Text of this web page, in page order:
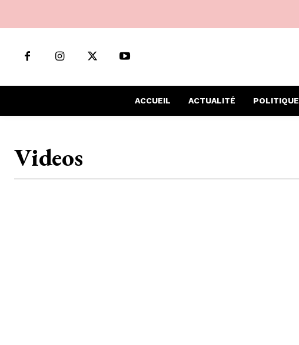
ACCUEIL ACTUALITÉ POLITIQUE
Videos